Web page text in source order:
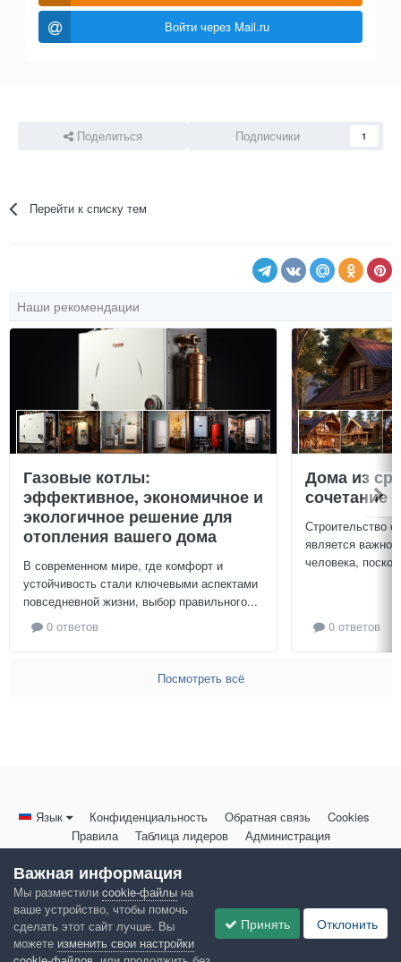
Войти через Mail.ru
Поделиться Подписчики 1
Перейти к списку тем
Наши рекомендации
Газовые котлы:
эффективное, экономичное и
экологичное решение для
отопления вашего дома
В современном мире, где комфорт и
устойчивость стали ключевыми аспектами
повседневной жизни, выбор правильного...
0 ответов
Дома из
сочетание
Строительство
является
человека,
0 ответов
Посмотреть всё
Язык Конфиденциальность Обратная связь
Cookies
Правила
Таблица лидеров Администрация
Powered by Invision Community
Важная информация
Мы разместили cookie-файлы на
ваше устройство, чтобы помочь
сделать этот сайт лучше. Вы
можете изменить свои настройки
Принять Отклонить